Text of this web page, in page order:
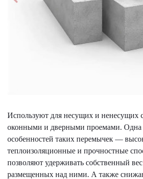
Используют для несущих и ненесущих
оконными и дверными проемами. Одна
особенностей таких перемычек —
теплоизоляционные и прочностные
позволяют удерживать собственный
размещенных над ними. А также